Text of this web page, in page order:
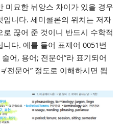
미묘한 뉘앙스 차이가 있을 경우
니다. 세미콜론의 위치는 저자
끊어 준 것이니 반드시 수학적
니다. 예를 들어 표제어 0051번
어, 용어; 전문어”라 표기되어
전문어” 정도로 이해하시면 됩